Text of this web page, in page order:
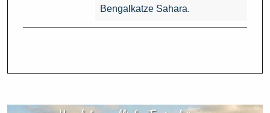
Bengalkatze Sahara.